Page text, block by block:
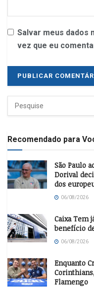
Salvar meus dados
vez que eu
Recomendado para
São Paulo
Dorival
dos
06/08/2026
Caixa Tem
benefício
06/08/2026
Enquanto
Flamengo